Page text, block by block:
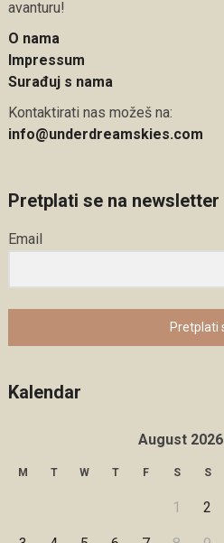
avanturu!
O nama
Impressum
Surađuj s nama
Kontaktirati nas možeš na:
info@underdreamskies.com
Pretplati se na newsletter
Email
Pretplati
Kalendar
August 2026
M T W T F S S
1 2